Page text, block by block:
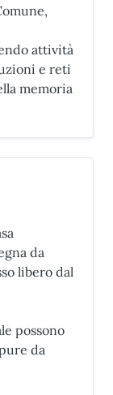
attività
e reti
memoria
da
libero dal
possono
da